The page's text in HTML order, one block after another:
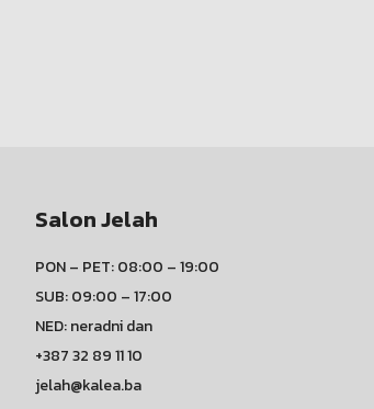
Salon Jelah
PON – PET: 08:00 – 19:00
SUB: 09:00 – 17:00
NED: neradni dan
+387 32 89 11 10
jelah@kalea.ba